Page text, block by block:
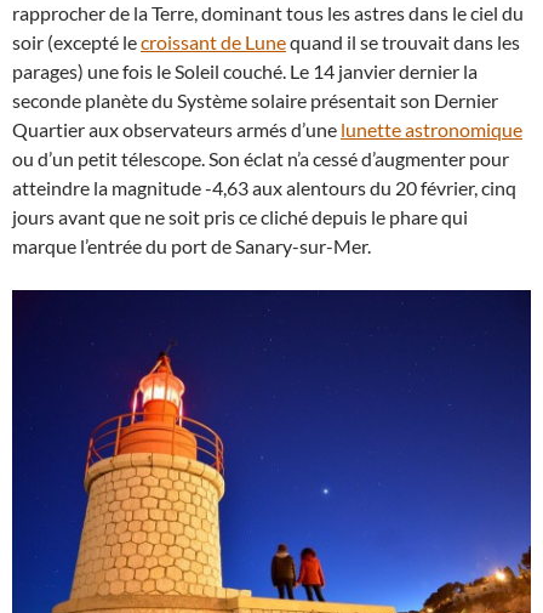
rapprocher de la Terre, dominant tous les astres dans le ciel du
soir (excepté lecroissant de Lunequand il se trouvait dans les
parages) une fois le Soleil couché. Le 14 janvier dernier la
seconde planète du Système solaire présentait son Dernier
Quartier aux observateurs armés d’une lunette astronomique
ou d’un petit télescope. Son éclat n’a cessé d’augmenter pour
atteindre la magnitude -4,63 aux alentours du 20 février, cinq
jours avant que ne soit pris ce cliché depuis le phare qui
marque l’entrée du port de Sanary-sur-Mer.